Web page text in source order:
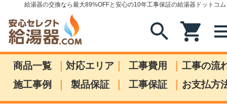
給湯器の交換なら最大89%OFFと安心の10年工事保証の給湯器ドットコム
search shopping_cart
商品一覧 | 対応エリア | 工事費用 | 工事の流
施工事例
| 製品保証 | 工事保証 | お支払方